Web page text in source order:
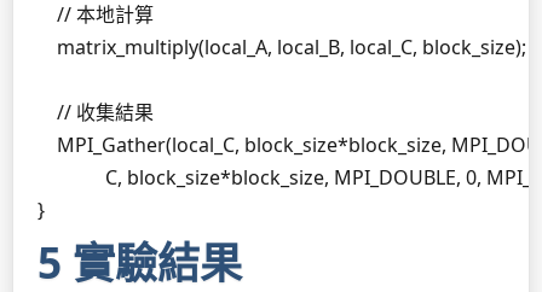
    // 本地計算
    matrix_multiply(local_A, local_B, local_C, block_size);
    // 收集結果
MPI_Gather(local_C, block_size*block_size,
C, block_size*block_size, MPI_DOUBLE, 0,
}
5 實驗結果